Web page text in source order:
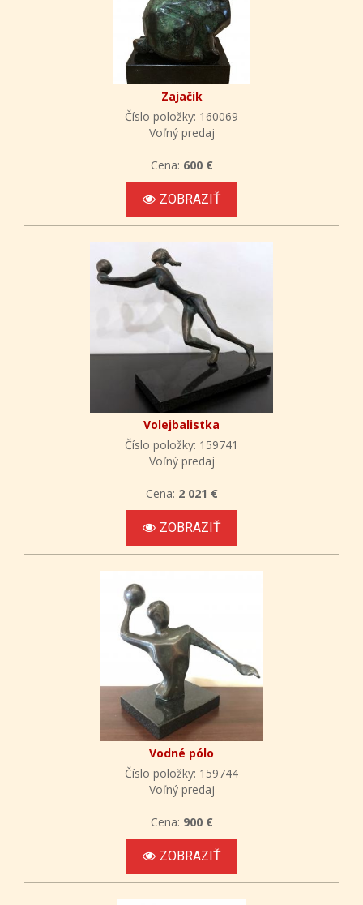
Zajačik
Číslo položky: 160069
Voľný predaj
Cena: 600 €
ZOBRAZIŤ
Volejbalistka
Číslo položky: 159741
Voľný predaj
Cena: 2 021 €
ZOBRAZIŤ
Vodné pólo
Číslo položky: 159744
Voľný predaj
Cena: 900 €
ZOBRAZIŤ